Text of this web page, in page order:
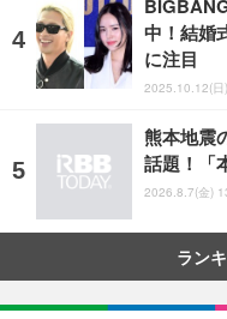
中！結婚
に注目
2025.10.12(
熊本地震
話題！「
2026.8.7(金)
ラン